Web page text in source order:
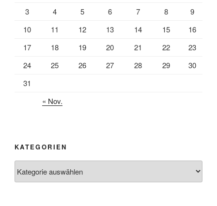
3
4 5 6 7 8
9
10
11 12 13 14 15
16
17
18 19 20 21 22
23
24
25 26 27 28 29
30
31
« Nov.
KATEGORIEN